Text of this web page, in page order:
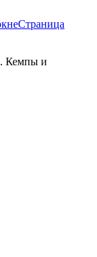
Страница
Кемпы и